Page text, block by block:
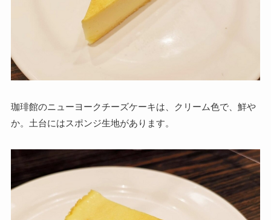
珈琲館のニューヨークチーズケーキは、クリーム色で、鮮や
か。土台にはスポンジ生地があります。